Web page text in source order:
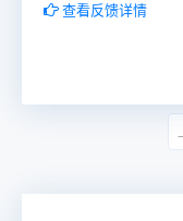
查看反馈详情